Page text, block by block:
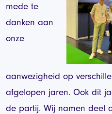
mede te
danken aan
onze
aanwezigheid op
afgelopen jaren. Ook dit
de partij. Wij namen deel